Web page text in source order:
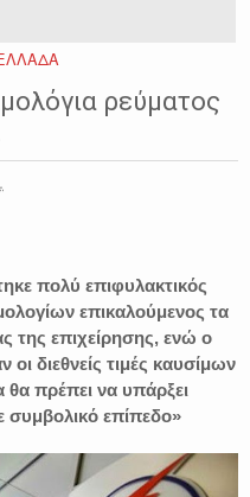
ρεύματος
πολύ επιφυλακτικός
επικαλούμενος τα
της επιχείρησης, ενώ ο
διεθνείς τιμές καυσίμων
πρέπει να υπάρξει
συμβολικό επίπεδο»